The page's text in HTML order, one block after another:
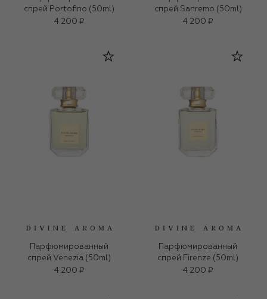
спрей Portofino (50ml)
4 200 ₽
спрей Sanremo (50ml)
4 200 ₽
Парфюмированный
спрей Venezia (50ml)
4 200 ₽
Парфюмированный
спрей Firenze (50ml)
4 200 ₽